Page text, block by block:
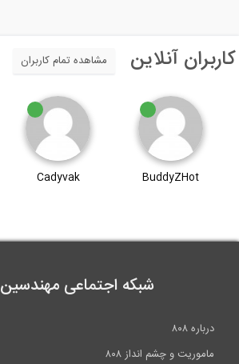
کاربران آنلاین مشاهده تمام کاربران
BuddyZHot
Cadyvak
شبکه اجتماعی مهندسین 808
درباره ۸۰۸
ماموریت و چشم انداز ۸۰۸